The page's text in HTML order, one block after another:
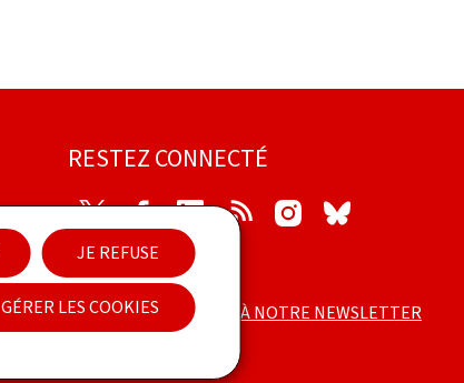
JE REFUSE
GÉRER LES COOKIES
RESTEZ CONNECTÉ
TwitterFacebookLinkedIn RSS Instagram
ABONNEZ-VOUS À NOTRE NEWSLETTER